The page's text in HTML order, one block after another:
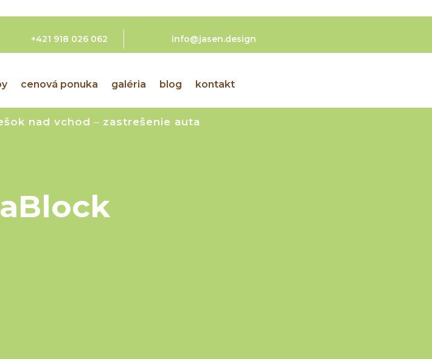
+421 918 026 062 info@jasen.design
cenová ponuka galéria blog kontakt
nad vchod – zastrešenie auta